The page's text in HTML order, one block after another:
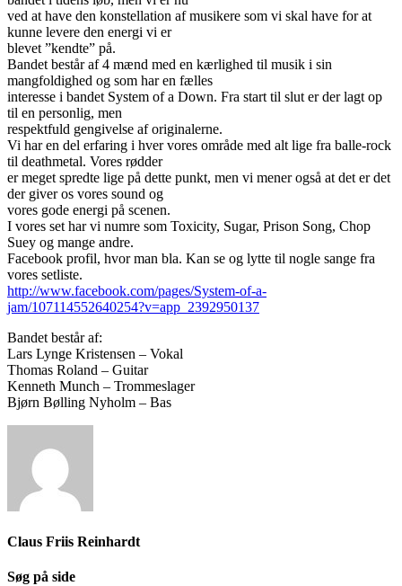
ved at have den konstellation af musikere som vi skal have for at
kunne levere den energi vi er
blevet ”kendte” på.
Bandet består af 4 mænd med en kærlighed til musik i sin
mangfoldighed og som har en fælles
interesse i bandet System of a Down. Fra start til slut er der lagt op
til en personlig, men
respektfuld gengivelse af originalerne.
Vi har en del erfaring i hver vores område med alt lige fra balle-rock
til deathmetal. Vores rødder
er meget spredte lige på dette punkt, men vi mener også at det er det
der giver os vores sound og
vores gode energi på scenen.
I vores set har vi numre som Toxicity, Sugar, Prison Song, Chop
Suey og mange andre.
Facebook profil, hvor man bla. Kan se og lytte til nogle sange fra
vores setliste.
http://www.facebook.com/pages/System-of-a-
jam/107114552640254?v=app_2392950137
Bandet består af:
Lars Lynge Kristensen – Vokal
Thomas Roland – Guitar
Kenneth Munch – Trommeslager
Bjørn Bølling Nyholm – Bas
Claus Friis Reinhardt
Søg på side